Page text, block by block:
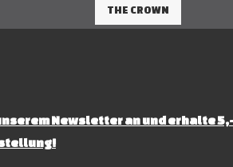
THE CROWN
Newsletter an und erhalte